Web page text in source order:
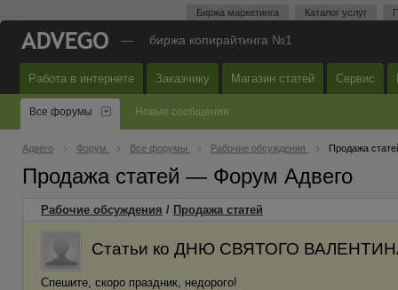
Биржа маркетинга Каталог услуг
— биржа копирайтинга №1
Работа в интернете Заказчику Магазин статей Сервис
Все форумы Новые сообщения
Адвего Форум Все форумы Рабочие обсуждения Продажа
Продажа статей — Форум Адвего
Рабочие обсуждения / Продажа статей
Статьи ко ДНЮ СВЯТОГО
Спешите, скоро праздник, недорого!